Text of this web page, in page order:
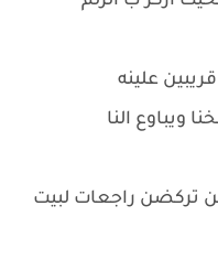
علينه
ويباوع النا
تركضن راجعات لبيت